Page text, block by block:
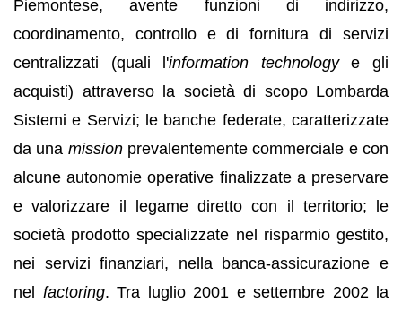
Piemontese, avente funzioni di indirizzo,
coordinamento, controllo e di fornitura di servizi
centralizzati (quali l'information technologye gli
acquisti) attraverso la società di scopo Lombarda
Sistemi e Servizi; le banche federate, caratterizzate
da una missionprevalentemente commerciale e con
alcune autonomie operative finalizzate a preservare
e valorizzare il legame diretto con il territorio; le
società prodotto specializzate nel risparmio gestito,
nei servizi finanziari, nella banca-assicurazione e
nel factoring. Tra luglio 2001 e settembre 2002 la